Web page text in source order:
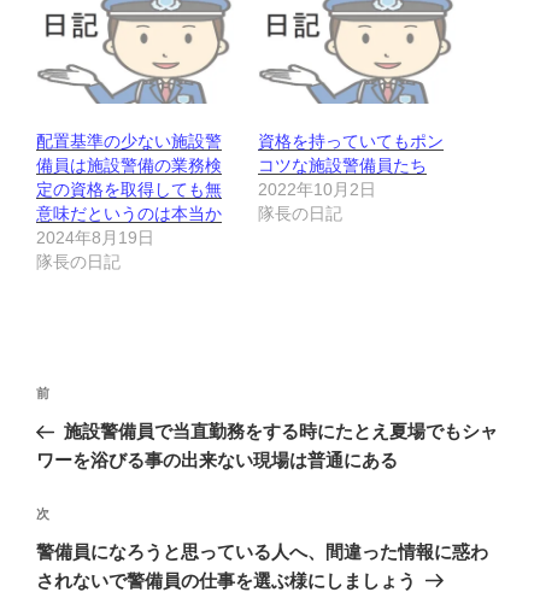
配置基準の少ない施設警
備員は施設警備の業務検
定の資格を取得しても無
意味だというのは本当か
2024年8月19日
隊長の日記
資格を持っていてもポン
コツな施設警備員たち
2022年10月2日
隊長の日記
投
ナ
ゲ
ー
シ
前
の
投
前
施設警備員で当直勤務をする時にたとえ夏場でもシャ
ワーを浴びる事の出来ない現場は普通にある
次
の
投
次
警備員になろうと思っている人へ、間違った情報に惑わ
されないで警備員の仕事を選ぶ様にしましょう